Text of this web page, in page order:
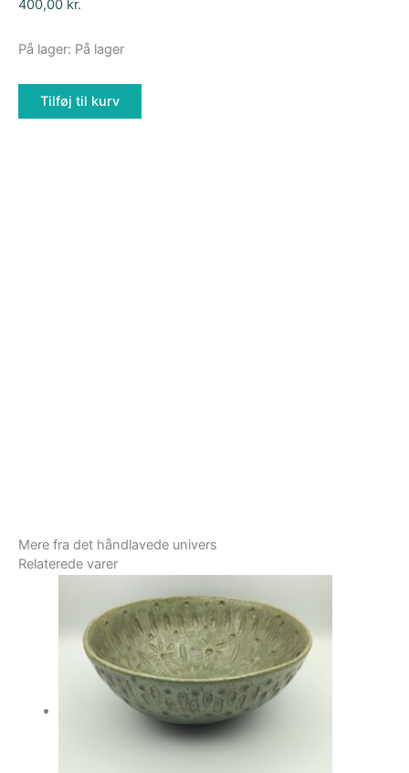
400,00 kr.
På lager: På lager
Tilføj til kurv
Mere fra det håndlavede univers
Relaterede varer